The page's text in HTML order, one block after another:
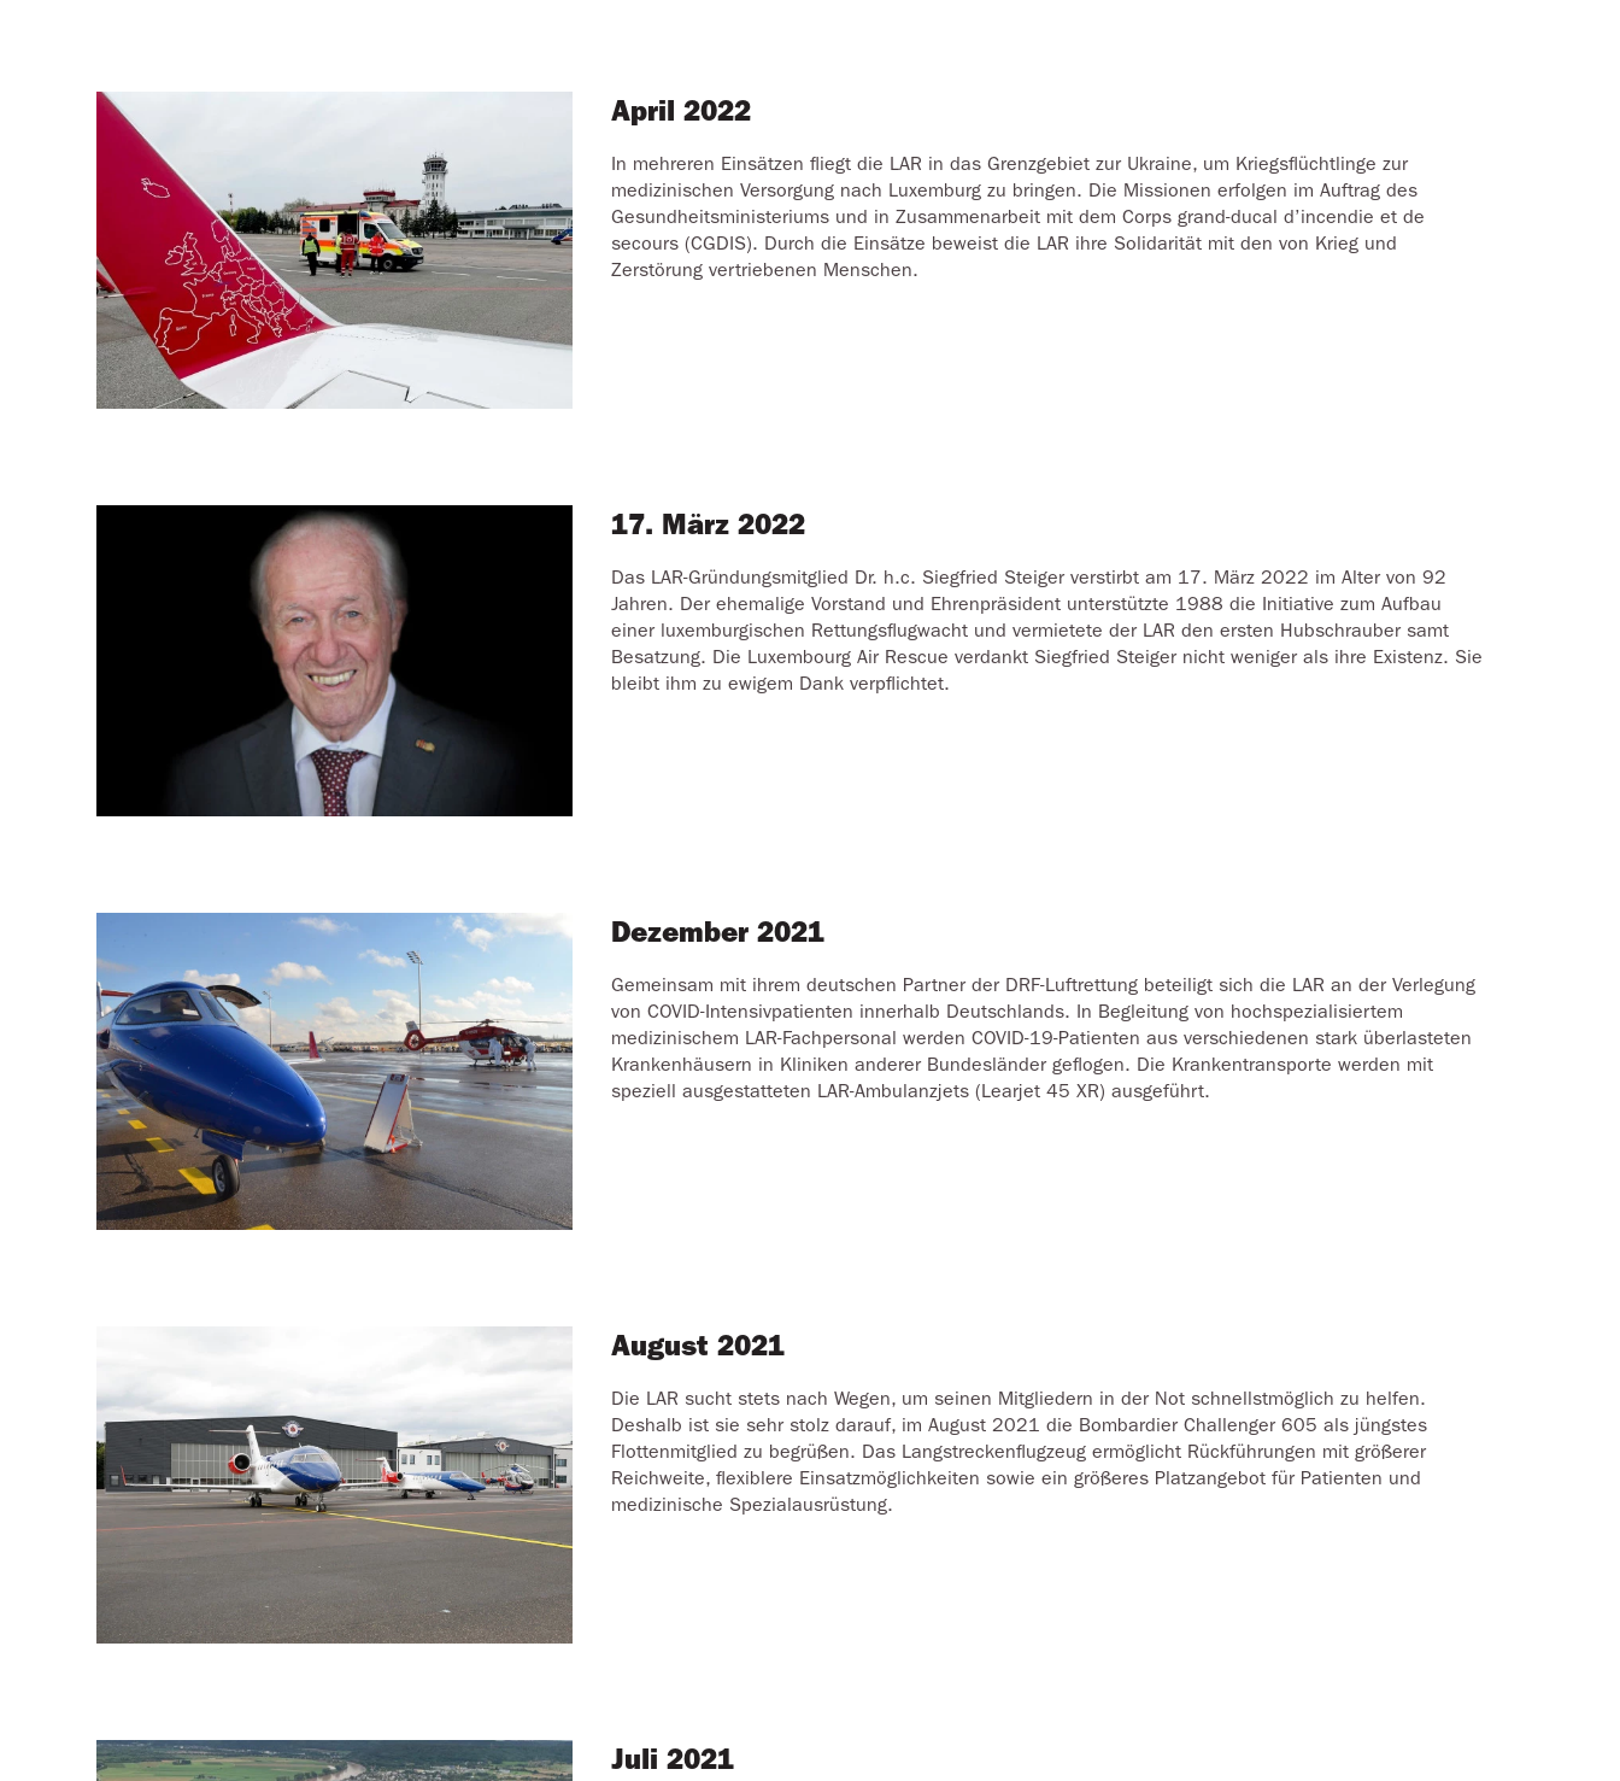
April 2022
In mehreren Einsätzen fliegt die LAR in das Grenzgebiet zur Ukraine, um Kriegsflüchtlinge zur
medizinischen Versorgung nach Luxemburg zu bringen. Die Missionen erfolgen im Auftrag des
Gesundheitsministeriums und in Zusammenarbeit mit dem Corps grand-ducal d’incendie et de
secours (CGDIS). Durch die Einsätze beweist die LAR ihre Solidarität mit den von Krieg und
Zerstörung vertriebenen Menschen.
17. März 2022
Das LAR-Gründungsmitglied Dr. h.c. Siegfried Steiger verstirbt am 17. März 2022 im Alter von 92
Jahren. Der ehemalige Vorstand und Ehrenpräsident unterstützte 1988 die Initiative zum Aufbau
einer luxemburgischen Rettungsflugwacht und vermietete der LAR den ersten Hubschrauber samt
Besatzung. Die Luxembourg Air Rescue verdankt Siegfried Steiger nicht weniger als ihre Existenz. Sie
bleibt ihm zu ewigem Dank verpflichtet.
Dezember 2021
Gemeinsam mit ihrem deutschen Partner der DRF-Luftrettung beteiligt sich die LAR an der Verlegung
von COVID-Intensivpatienten innerhalb Deutschlands. In Begleitung von hochspezialisiertem
medizinischem LAR-Fachpersonal werden COVID-19-Patienten aus verschiedenen stark überlasteten
Krankenhäusern in Kliniken anderer Bundesländer geflogen. Die Krankentransporte werden mit
speziell ausgestatteten LAR-Ambulanzjets (Learjet 45 XR) ausgeführt.
August 2021
Die LAR sucht stets nach Wegen, um seinen Mitgliedern in der Not schnellstmöglich zu helfen.
Deshalb ist sie sehr stolz darauf, im August 2021 die Bombardier Challenger 605 als jüngstes
Flottenmitglied zu begrüßen. Das Langstreckenflugzeug ermöglicht Rückführungen mit größerer
Reichweite, flexiblere Einsatzmöglichkeiten sowie ein größeres Platzangebot für Patienten und
medizinische Spezialausrüstung.
Juli 2021